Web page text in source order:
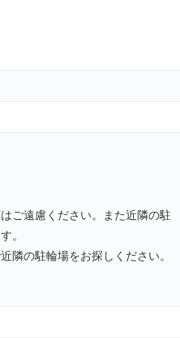
ご遠慮ください。また近隣の駐
。
隣の駐輪場をお探しください。